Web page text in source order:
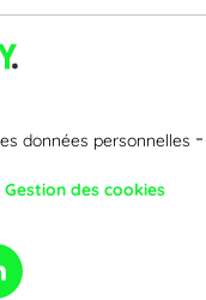
données personnelles
Gestion des cookies